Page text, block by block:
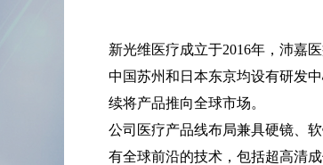
新光维医疗成立于2016年，沛嘉
中国苏州和日本东京均设有研发
续将产品推向全球市场。
公司医疗产品线布局兼具硬镜、
有全球前沿的技术，包括超高清